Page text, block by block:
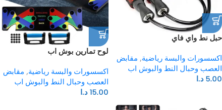
حبل نط واي فاي
اكسسورات والبسة رياضية, مقابض
العصب وحبال النط والبوش اب
5.00 د.ا
لوح تمارين بوش اب
اكسسورات والبسة رياضية, مقابض
العصب وحبال النط والبوش اب
15.00 د.ا